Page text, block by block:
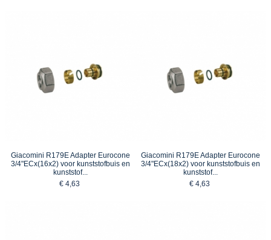
Giacomini R179E Adapter Eurocone
3/4"ECx(16x2) voor kunststofbuis en
kunststof...
€ 4,63
Giacomini R179E Adapter Eurocone
3/4"ECx(18x2) voor kunststofbuis en
kunststof...
€ 4,63